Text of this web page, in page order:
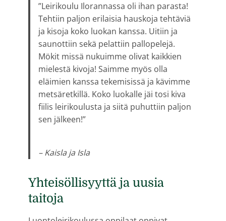
”Leirikoulu Ilorannassa oli ihan parasta!
Tehtiin paljon erilaisia hauskoja tehtäviä
ja kisoja koko luokan kanssa. Uitiin ja
saunottiin sekä pelattiin pallopelejä.
Mökit missä nukuimme olivat kaikkien
mielestä kivoja! Saimme myös olla
eläimien kanssa tekemisissä ja kävimme
metsäretkillä. Koko luokalle jäi tosi kiva
fiilis leirikoulusta ja siitä puhuttiin paljon
sen jälkeen!”
– Kaisla ja Isla
Yhteisöllisyyttä ja uusia
taitoja